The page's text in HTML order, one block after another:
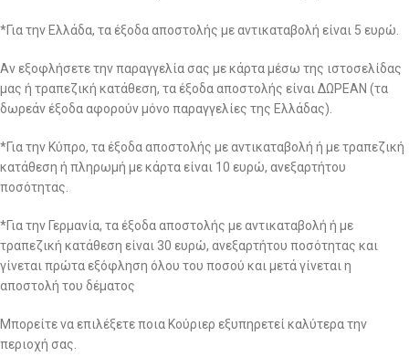
*Για την Ελλάδα, τα έξοδα αποστολής με αντικαταβολή είναι 5 ευρώ.
Αν εξοφλήσετε την παραγγελία σας με κάρτα μέσω της ιστοσελίδας
μας ή τραπεζική κατάθεση, τα έξοδα αποστολής είναι ΔΩΡΕΑΝ (τα
δωρεάν έξοδα αφορούν μόνο παραγγελίες της Ελλάδας).
*Για την Κύπρο, τα έξοδα αποστολής με αντικαταβολή ή με τραπεζική
κατάθεση ή πληρωμή με κάρτα είναι 10 ευρώ, ανεξαρτήτου
ποσότητας.
*Για την Γερμανία, τα έξοδα αποστολής με αντικαταβολή ή με
τραπεζική κατάθεση είναι 30 ευρώ, ανεξαρτήτου ποσότητας και
γίνεται πρώτα εξόφληση όλου του ποσού και μετά γίνεται η
αποστολή του δέματος
Μπορείτε να επιλέξετε ποια Κούριερ εξυπηρετεί καλύτερα την
περιοχή σας.